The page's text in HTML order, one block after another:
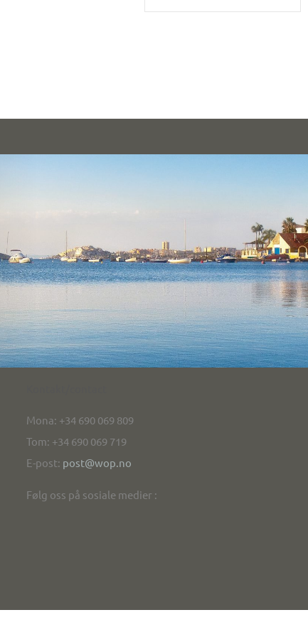
Mona: +34 690 069 809
Tom: +34 690 069 719
E-post: post@wop.no
Følg oss på sosiale medier :